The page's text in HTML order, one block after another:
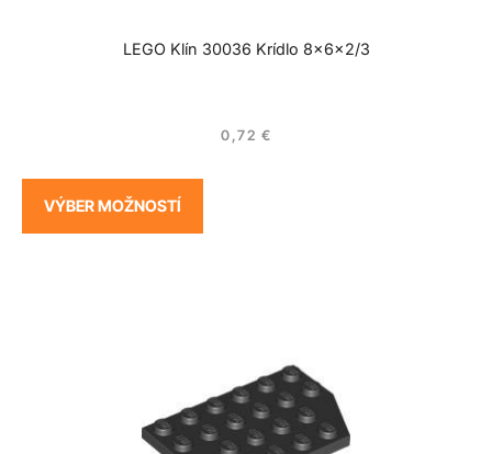
LEGO Klín 30036 Krídlo 8x6x2/3
0,72 €
VÝBER MOŽNOSTÍ